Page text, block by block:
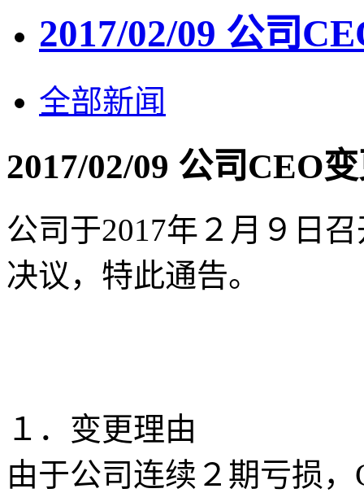
2017/02/09 公司
全部新闻
2017/02/09 公司CEO
公司于2017年２月９日
决议，特此通告。
１．变更理由
由于公司连续２期亏损